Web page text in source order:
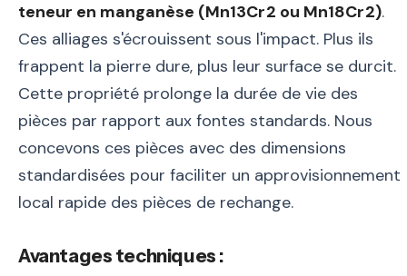
teneur en manganèse (Mn13Cr2 ou Mn18Cr2).
Ces alliages s'écrouissent sous l'impact. Plus ils
frappent la pierre dure, plus leur surface se durcit.
Cette propriété prolonge la durée de vie des
pièces par rapport aux fontes standards. Nous
concevons ces pièces avec des dimensions
standardisées pour faciliter un approvisionnement
local rapide des pièces de rechange.
Avantages techniques :